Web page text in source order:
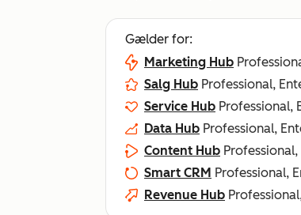
Gælder for:
Marketing Hub
Salg Hub Professional,
Service Hub Professional,
Data Hub Professional,
Content Hub
Smart CRM Professional,
Revenue Hub